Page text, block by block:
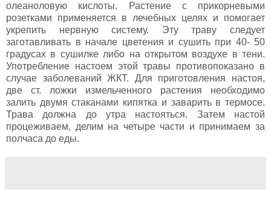
олеаноловую кислоты. Растение с прикорневыми
розетками применяется в лечебных целях и помогает
укрепить нервную систему. Эту траву следует
заготавливать в начале цветения и сушить при 40- 50
градусах в сушилке либо на открытом воздухе в тени.
Употребление настоем этой травы противопоказано в
случае заболеваний ЖКТ. Для приготовления настоя,
две ст. ложки измельченного растения необходимо
залить двумя стаканами кипятка и заварить в термосе.
Трава должна до утра настояться. Затем настой
процеживаем, делим на четыре части и принимаем за
полчаса до еды.